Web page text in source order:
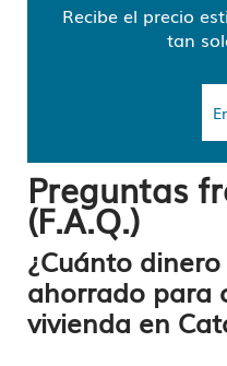
Recibe el precio
tan
Preguntas
(F.A.Q.)
¿Cuánto
ahorrado para
vivienda en